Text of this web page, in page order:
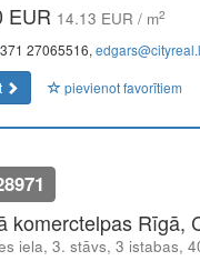
EUR 14.13 EUR / m2
27065516,
pievienot favorītiem
komerctelpas Rīgā,
iela, 3. stāvs, 3 istabas,